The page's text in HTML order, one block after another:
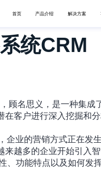
首页 产品介绍 解决方案
统CRM
，顾名思义，是一种集
在客户进行深入挖掘和
来越多的企业开始引入
、功能特点以及如何发